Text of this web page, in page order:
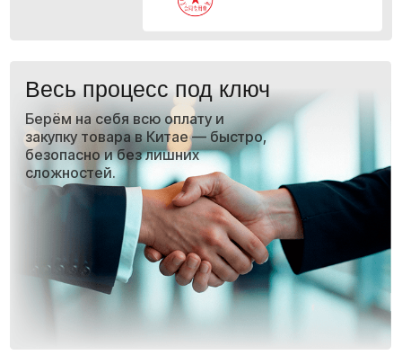
60%
китайских фабрик и торговых
площадок
не предоставляют экспортные
Они продают внутри Китая — а
что дальше, их не касается.
мы полностью закрываем этот
вопрос.